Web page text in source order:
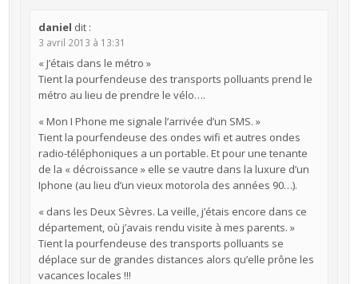
daniel dit :
3 avril 2013 à 13:31
« J’étais dans le métro »
Tient la pourfendeuse des transports polluants prend le
métro au lieu de prendre le vélo….
« Mon I Phone me signale l’arrivée d’un SMS. »
Tient la pourfendeuse des ondes wifi et autres ondes
radio-téléphoniques a un portable. Et pour une tenante
de la « décroissance » elle se vautre dans la luxure d’un
Iphone (au lieu d’un vieux motorola des années 90…).
« dans les Deux Sèvres. La veille, j’étais encore dans ce
département, où j’avais rendu visite à mes parents. »
Tient la pourfendeuse des transports polluants se
déplace sur de grandes distances alors qu’elle prône les
vacances locales !!!